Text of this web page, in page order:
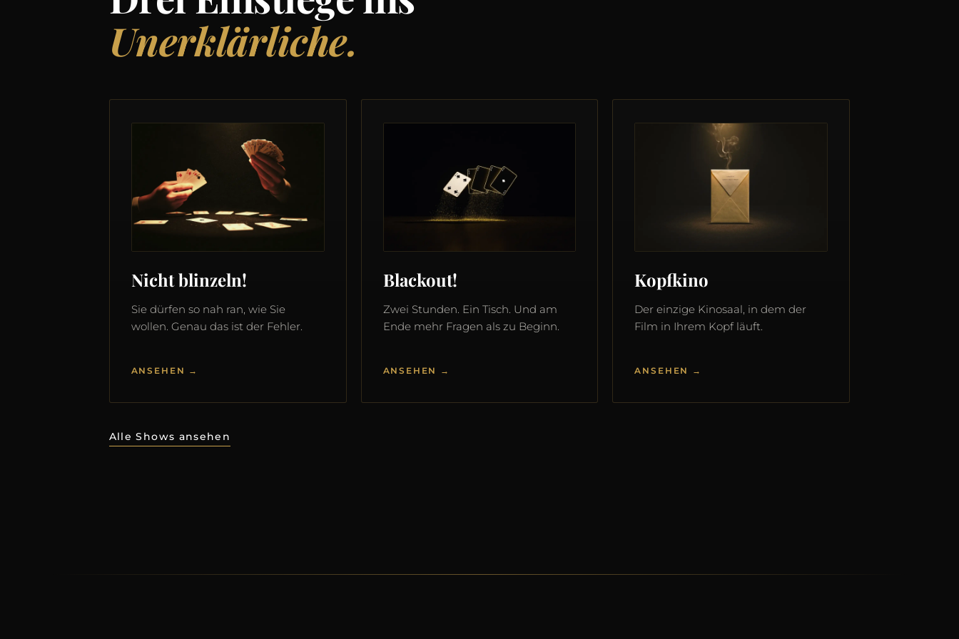
Unerklärliche.
Nicht blinzeln!
Sie dürfen so nah ran, wie Sie
wollen. Genau das ist der Fehler.
ANSEHEN →
Blackout!
Zwei Stunden. Ein Tisch. Und am
Ende mehr Fragen als zu Beginn.
ANSEHEN →
Kopfkino
Der einzige Kinosaal, in dem der
Film in Ihrem Kopf läuft.
ANSEHEN →
Alle Shows ansehen